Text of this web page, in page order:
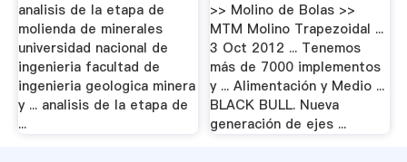
analisis de la etapa de
molienda de minerales
universidad nacional de
ingenieria facultad de
ingenieria geologica minera
y ... analisis de la etapa de
...
>> Molino de Bolas >>
MTM Molino Trapezoidal ...
3 Oct 2012 ... Tenemos
más de 7000 implementos
y ... Alimentación y Medio ...
BLACK BULL. Nueva
generación de ejes ...